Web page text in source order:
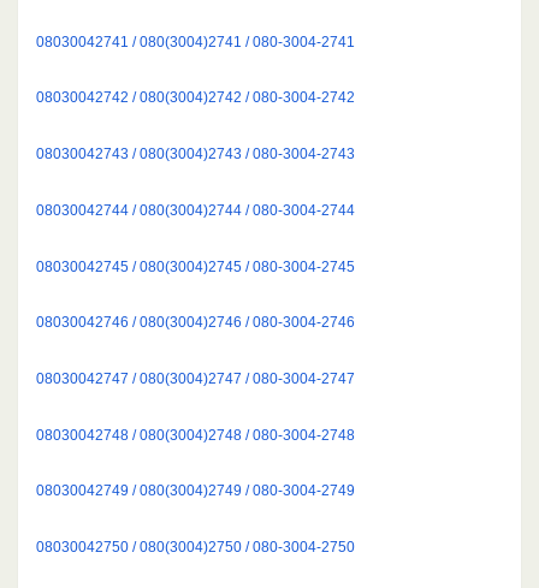
08030042741 / 080(3004)2741 / 080-3004-2741
08030042742 / 080(3004)2742 / 080-3004-2742
08030042743 / 080(3004)2743 / 080-3004-2743
08030042744 / 080(3004)2744 / 080-3004-2744
08030042745 / 080(3004)2745 / 080-3004-2745
08030042746 / 080(3004)2746 / 080-3004-2746
08030042747 / 080(3004)2747 / 080-3004-2747
08030042748 / 080(3004)2748 / 080-3004-2748
08030042749 / 080(3004)2749 / 080-3004-2749
08030042750 / 080(3004)2750 / 080-3004-2750